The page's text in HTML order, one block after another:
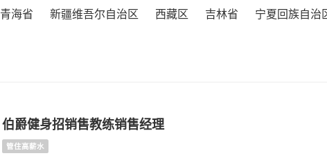
青海省 新疆维吾尔自治区 西藏区 吉林省 宁夏回族自治
伯爵健身招销售教练销售经理
管住高薪水